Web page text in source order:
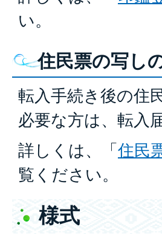
い。
住民票の写し
転入手続き後の住
必要な方は、転入
詳しくは、「住民
覧ください。
様式